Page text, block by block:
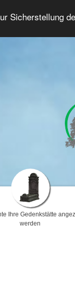
Sicherstellung
Gedenken
Ihre Gedenkstätte
werden